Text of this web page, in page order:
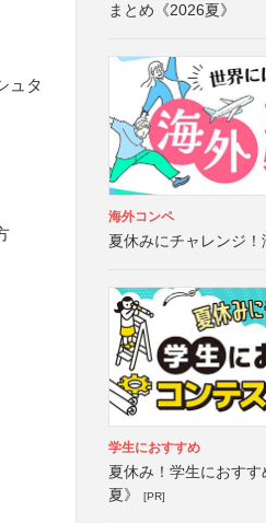
ュタ
まとめ《2026夏》
海外コンペ
夏休みにチャレンジ
学生におすすめ
夏休み！学生におす
夏》
[PR]